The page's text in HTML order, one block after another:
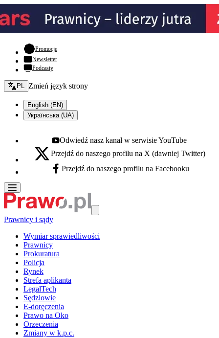
Promocje- otwiera się w nowej karcie
Newsletter
Podcasty
Zmień język - bieżący:
PL Zmień język strony
English (EN)
Українська (UA)
Youtube - otwiera się w nowej karcie
Odwiedź nasz kanał w serwisie YouTube
X - otwiera się w nowej karcie
Przejdź do naszego profilu na X (dawniej Twitter)
Facebook - otwiera się w nowej karcie
Przejdź do naszego profilu na Facebooku
Prawnicy i sądy
Wymiar sprawiedliwości
Prawnicy
Prokuratura
Policja
Rynek
Strefa aplikanta
LegalTech
Sędziowie
E-doręczenia
Prawo na Oko
Orzeczenia
Zmiany w k.p.c.